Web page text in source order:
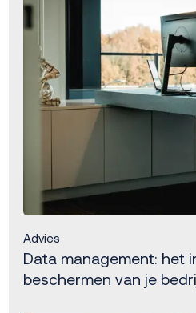
Advies
Data management: het
beschermen van je